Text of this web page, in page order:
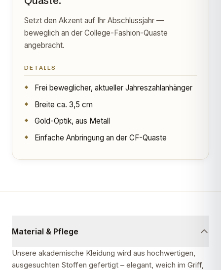
Setzt den Akzent auf Ihr Abschlussjahr —
beweglich an der College-Fashion-Quaste
angebracht.
DETAILS
Frei beweglicher, aktueller Jahreszahlanhänger
Breite ca. 3,5 cm
Gold-Optik, aus Metall
Einfache Anbringung an der CF-Quaste
Material & Pflege
Unsere akademische Kleidung wird aus hochwertigen,
ausgesuchten Stoffen gefertigt – elegant, weich im Griff,